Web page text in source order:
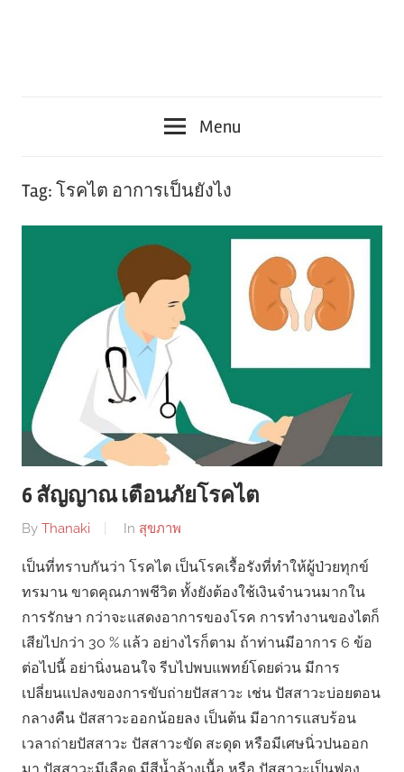
Menu
Tag: โรคไต อาการเป็นยังไง
6 สัญญาณ เตือนภัยโรคไต
By Thanaki In สุขภาพ
เป็นที่ทราบกันว่า โรคไต เป็นโรคเรื้อรังที่ทำให้ผู้ป่วยทุกข์
ทรมาน ขาดคุณภาพชีวิต ทั้งยังต้องใช้เงินจำนวนมากใน
การรักษา กว่าจะแสดงอาการของโรค การทำงานของไตก็
เสียไปกว่า 30 % แล้ว อย่างไรก็ตาม ถ้าท่านมีอาการ 6 ข้อ
ต่อไปนี้ อย่านิ่งนอนใจ รีบไปพบแพทย์โดยด่วน มีการ
เปลี่ยนแปลงของการขับถ่ายปัสสาวะ เช่น ปัสสาวะบ่อยตอน
กลางคืน ปัสสาวะออกน้อยลง เป็นต้น มีอาการแสบร้อน
เวลาถ่ายปัสสาวะ ปัสสาวะขัด สะดุด หรือมีเศษนิ่วปนออก